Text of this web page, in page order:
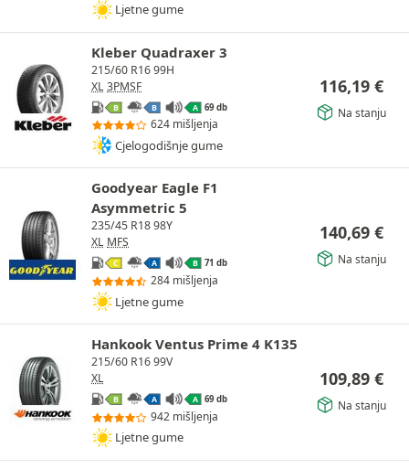
Ljetne gume
Kleber Quadraxer 3
215/60 R16 99H
XL 3PMSF
B B A 69 db
624 mišljenja
Cjelogodišnje gume
116,19 €
Na stanju
Goodyear Eagle F1
Asymmetric 5
235/45 R18 98Y
XL MFS
C A B 71 db
284 mišljenja
Ljetne gume
140,69 €
Na stanju
Hankook Ventus Prime 4 K135
215/60 R16 99V
XL
B A A 69 db
942 mišljenja
Ljetne gume
109,89 €
Na stanju